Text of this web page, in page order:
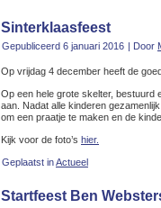
Sinterklaasfeest
Gepubliceerd 6 januari 2016 | Door
Op vrijdag 4 december heeft de
Op een hele grote skelter, bestuurd
aan. Nadat alle kinderen
om een praatje te maken en de
Kijk voor de foto’s hier.
Geplaatst inActueel
Startfeest Ben